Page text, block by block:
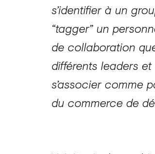
s’identifier à un
“tagger” un
de collaboration
différents leaders
s’associer comme
du commerce de